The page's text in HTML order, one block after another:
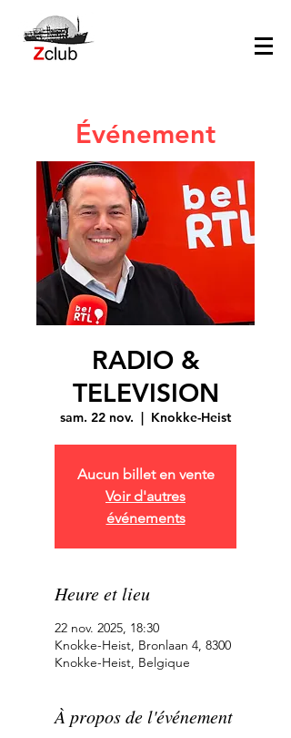
Événement
RADIO &
TELEVISION
sam. 22 nov.
  |
Knokke-Heist
Aucun billet en vente
Voir d'autres
événements
Heure et lieu
22 nov. 2025, 18:30
Knokke-Heist, Bronlaan 4, 8300
Knokke-Heist, Belgique
À propos de l'événement